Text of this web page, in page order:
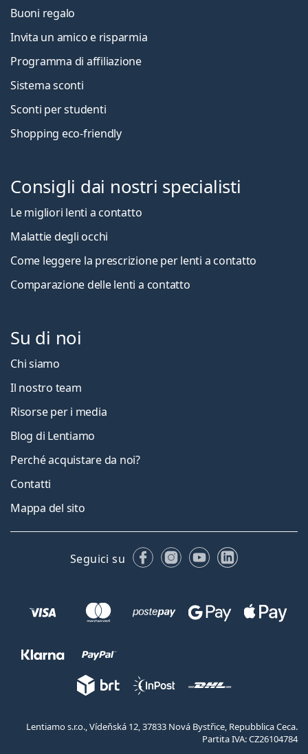
Buoni regalo
Invita un amico e risparmia
Programma di affiliazione
Sistema sconti
Sconti per studenti
Shopping eco-friendly
Consigli dai nostri specialisti
Le migliori lenti a contatto
Malattie degli occhi
Come leggere la prescrizione per lenti a contatto
Comparazione delle lenti a contatto
Su di noi
Chi siamo
Il nostro team
Risorse per i media
Blog di Lentiamo
Perché acquistare da noi?
Contatti
Mappa del sito
Seguici su FacebookInstagram
YouTubeLinkedIn
Lentiamo s.r.o., Vídeňská 12, 37833 Nová Bystřice, Repubblica Ceca.
Partita IVA: CZ26104784